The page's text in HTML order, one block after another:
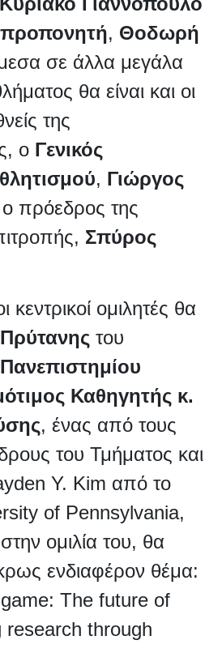
προπονητή, Θοδωρή
σε άλλα μεγάλα
θα είναι και οι
της
ο Γενικός
, Γιώργος
ο πρόεδρος της
Σπύρος
ομιλητές θα
του
Καθηγητής κ.
, ένας από τους
του Τμήματος και
Y. Kim από το
of Pennsylvania,
ομιλία του, θα
ενδιαφέρον θέμα:
The future of
through